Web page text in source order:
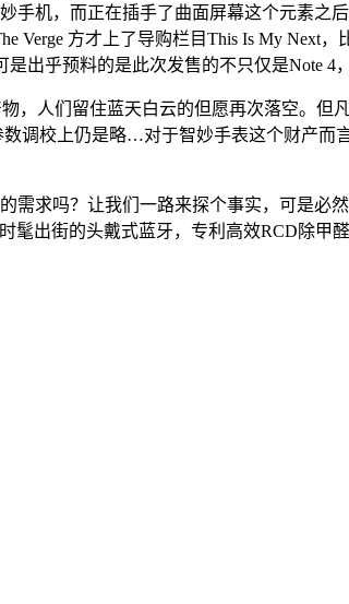
机，而正在插手了曲面屏幕这个元素之
方才上了导购栏目This Is My Next
出乎预料的是此次发售的不只仅是Note 4，
人们留住蓝天白云的但愿再次落空。但
调校上仍是略…对于智妙手表这个财产而
求吗？让我们一路来探个事实，可是必
出街的头戴式蓝牙，专利高效RCD除甲